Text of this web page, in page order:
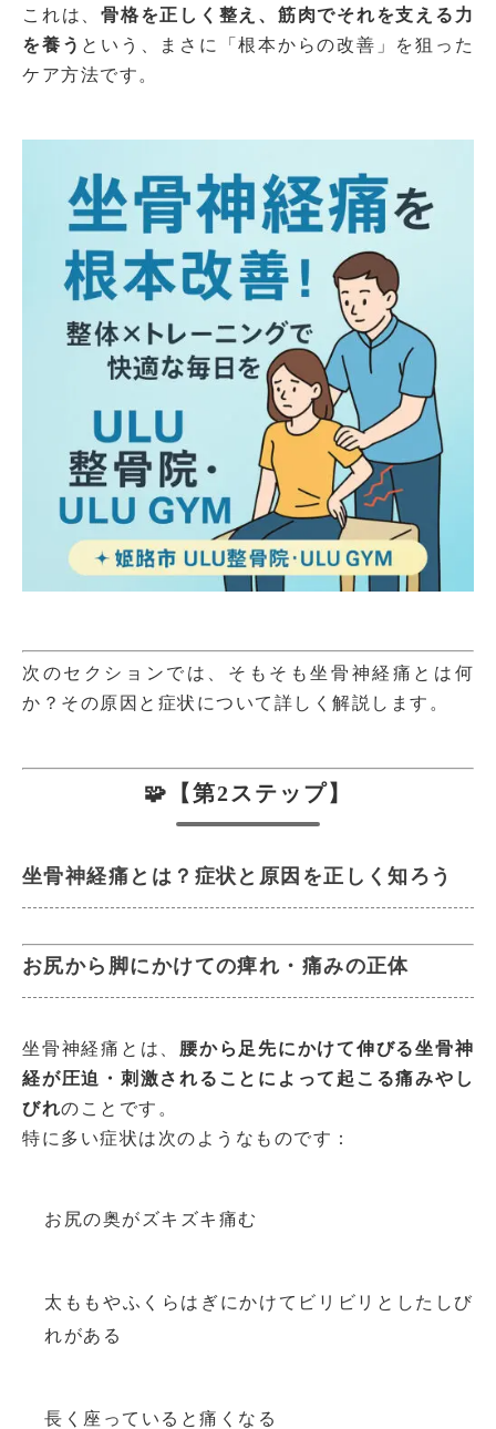
これは、 骨格を正しく整え、筋肉でそれを支える力
を養う という、まさに「根本からの改善」を狙った
ケア方法です。
次のセクションでは、そもそも坐骨神経痛とは何
か？その原因と症状について詳しく解説します。
🧩【第2ステップ】
坐骨神経痛とは？症状と原因を正しく知ろう
お尻から脚にかけての痺れ・痛みの正体
坐骨神経痛とは、 腰から足先にかけて伸びる坐骨神
経が圧迫・刺激されることによって起こる痛みやし
びれのことです。
特に多い症状は次のようなものです：
お尻の奥がズキズキ痛む
太ももやふくらはぎにかけてビリビリとしたしび
れがある
長く座っていると痛くなる